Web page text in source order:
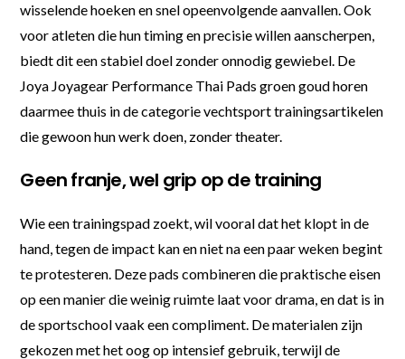
wisselende hoeken en snel opeenvolgende aanvallen. Ook
voor atleten die hun timing en precisie willen aanscherpen,
biedt dit een stabiel doel zonder onnodig gewiebel. De
Joya Joyagear Performance Thai Pads groen goud horen
daarmee thuis in de categorie vechtsport trainingsartikelen
die gewoon hun werk doen, zonder theater.
Geen franje, wel grip op de training
Wie een trainingspad zoekt, wil vooral dat het klopt in de
hand, tegen de impact kan en niet na een paar weken begint
te protesteren. Deze pads combineren die praktische eisen
op een manier die weinig ruimte laat voor drama, en dat is in
de sportschool vaak een compliment. De materialen zijn
gekozen met het oog op intensief gebruik, terwijl de